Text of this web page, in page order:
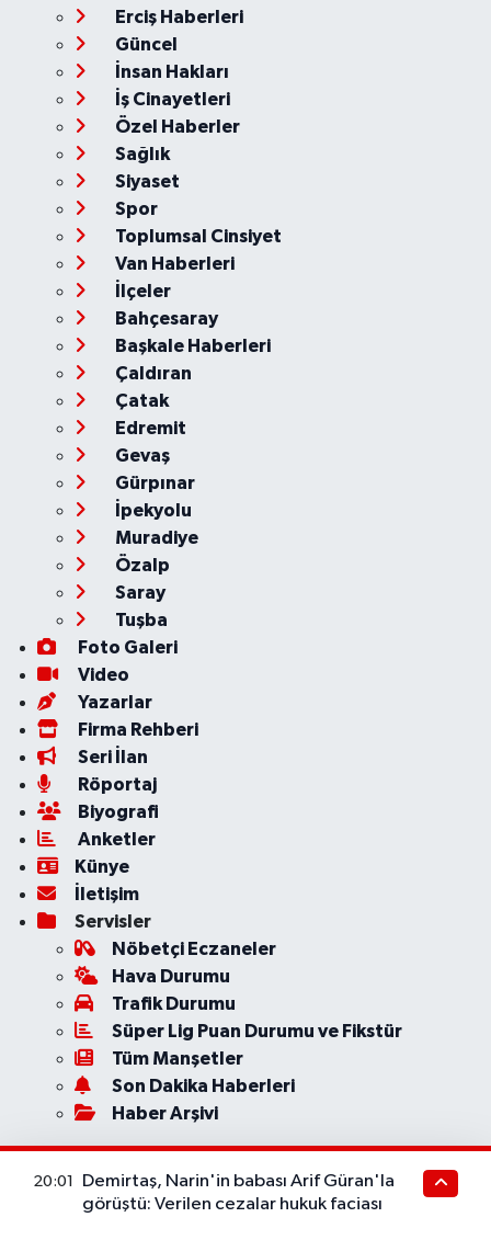
Erciş Haberleri
Güncel
İnsan Hakları
İş Cinayetleri
Özel Haberler
Sağlık
Siyaset
Spor
Toplumsal Cinsiyet
Van Haberleri
İlçeler
Bahçesaray
Başkale Haberleri
Çaldıran
Çatak
Edremit
Gevaş
Gürpınar
İpekyolu
Muradiye
Özalp
Saray
Tuşba
Foto Galeri
Video
Yazarlar
Firma Rehberi
Seri İlan
Röportaj
Biyografi
Anketler
Künye
İletişim
Servisler
Nöbetçi Eczaneler
Hava Durumu
Trafik Durumu
Süper Lig Puan Durumu ve Fikstür
Tüm Manşetler
Son Dakika Haberleri
Haber Arşivi
20:01
Demirtaş, Narin'in babası Arif Güran'la
görüştü: Verilen cezalar hukuk faciası